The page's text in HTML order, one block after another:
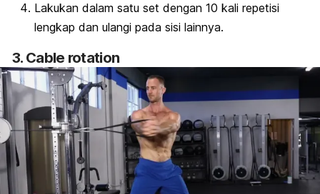
Lakukan dalam satu set dengan 10 kali repetisi
lengkap dan ulangi pada sisi lainnya.
3. Cable rotation